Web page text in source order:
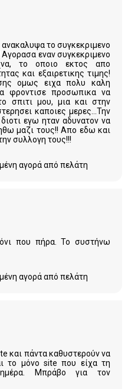
το συγκεκριμενο
εναν συγκεκριμενο
το οποιο εκτος απο
και εξαιρετικης τιμης!
ομως ειχα πολυ καλη
φροντισε προσωπικα να
σπιτι μου, μια και στην
καποιες μερες...Την
εγω ηταν αδυνατον να
μαζι τους!! Απο εδω και
συλλογη τους!!!
αγορά από πελάτη
που πήρα. Το συστήνω
αγορά από πελάτη
και πάντα καθυστερούν να
το μόνο site που είχα τη
Μπράβο για τον